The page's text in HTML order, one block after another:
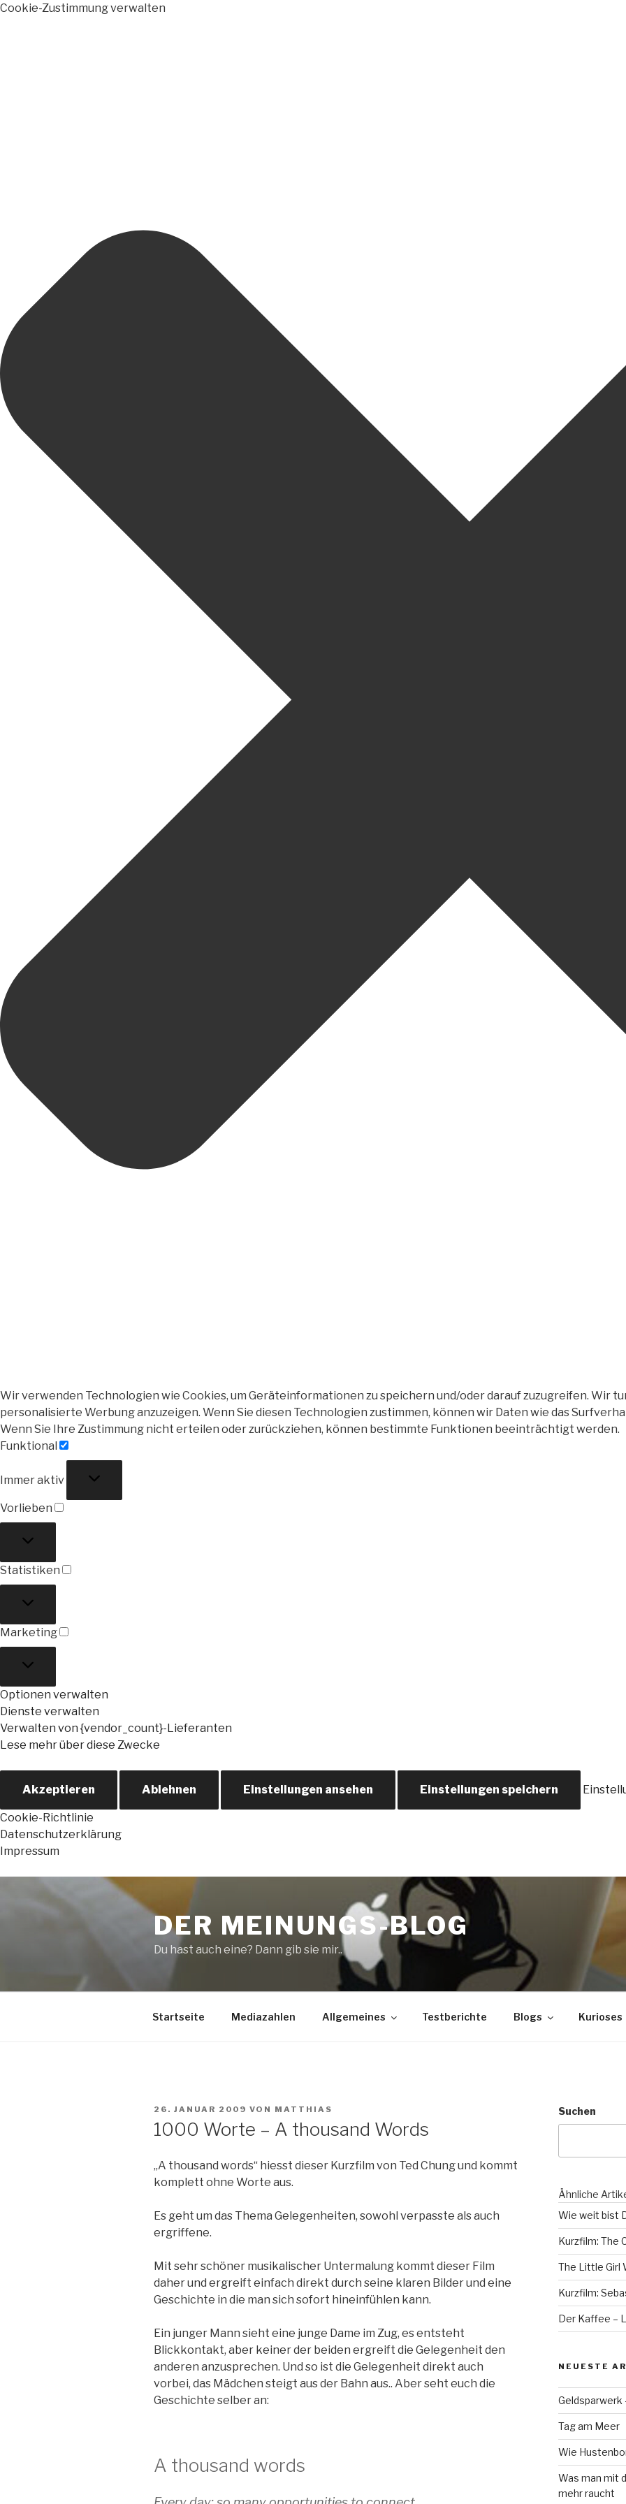
Cookie-Zustimmung verwalten
Wir verwenden Technologien wie Cookies, um Geräteinformationen zu speichern und/oder darauf zuzugreifen. Wir
personalisierte Werbung anzuzeigen. Wenn Sie diesen Technologien zustimmen, können wir Daten wie das
Wenn Sie Ihre Zustimmung nicht erteilen oder zurückziehen, können bestimmte Funktionen beeinträchtigt werden.
Funktional
Immer aktiv
Vorlieben
Statistiken
Marketing
Optionen verwalten
Dienste verwalten
Verwalten von {vendor_count}-Lieferanten
Lese mehr über diese Zwecke
Akzeptieren Ablehnen Einstellungen ansehen Einstellungen speichern
Cookie-Richtlinie
Datenschutzerklärung
Impressum
springen
DER MEINUNGS-BLOG
Du hast auch eine? Dann gib sie mir..
Startseite Mediazahlen Allgemeines Testberichte Blogs Kurioses
VERÖFFENTLICHT
26. JANUAR 2009 VON MATTHIAS
1000 Worte – A thousand Words
„A thousand words“ hiesst dieser Kurzfilm von Ted Chung und kommt
komplett ohne Worte aus.
Es geht um das Thema Gelegenheiten, sowohl verpasste als auch
ergriffene.
Mit sehr schöner musikalischer Untermalung kommt dieser Film
daher und ergreift einfach direkt durch seine klaren Bilder und eine
Geschichte in die man sich sofort hineinfühlen kann.
Ein junger Mann sieht eine junge Dame im Zug, es entsteht
Blickkontakt, aber keiner der beiden ergreift die Gelegenheit den
anderen anzusprechen. Und so ist die Gelegenheit direkt auch
vorbei, das Mädchen steigt aus der Bahn aus.. Aber seht euch die
Geschichte selber an:
A thousand words
Suchen
Ähnliche
Wie weit bist
Kurzfilm: The
The Little Girl
Kurzfilm:
Der Kaffee –
NEUESTE
Geldsparwerk
Tag am Meer
Wie
Was man mit
mehr raucht